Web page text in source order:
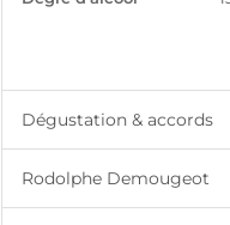
Dégustation & accords
Rodolphe Demougeot